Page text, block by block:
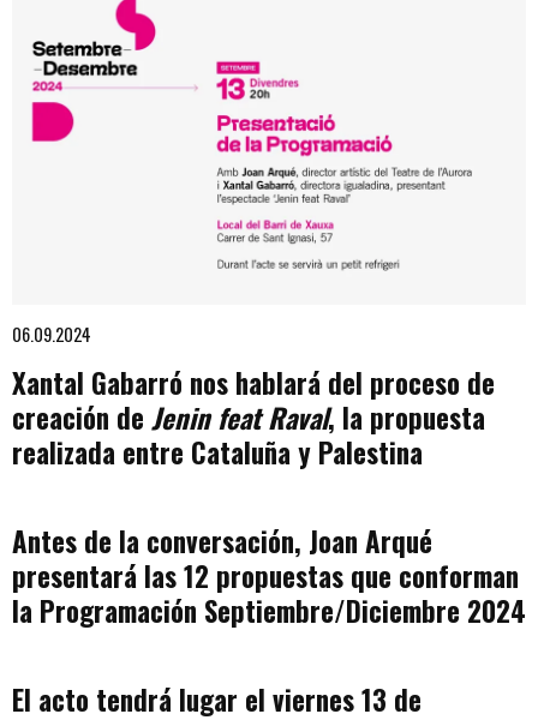
Diapositiva 1 de 1
06.09.2024
Xantal Gabarró nos hablará del proceso de
creación de Jenin feat Raval, la propuesta
realizada entre Cataluña y Palestina
Antes de la conversación, Joan Arqué
presentará las 12 propuestas que conforman
la Programación Septiembre/Diciembre 2024
El acto tendrá lugar el viernes 13 de